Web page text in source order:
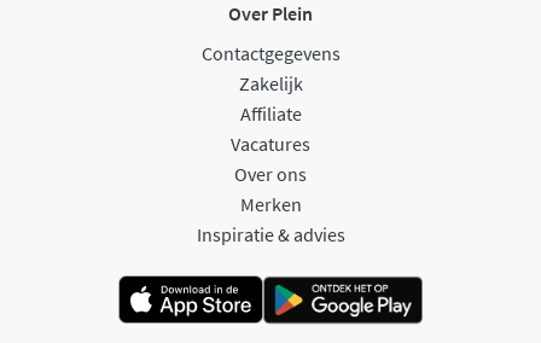
Over Plein
Contactgegevens
Zakelijk
Affiliate
Vacatures
Over ons
Merken
Inspiratie & advies